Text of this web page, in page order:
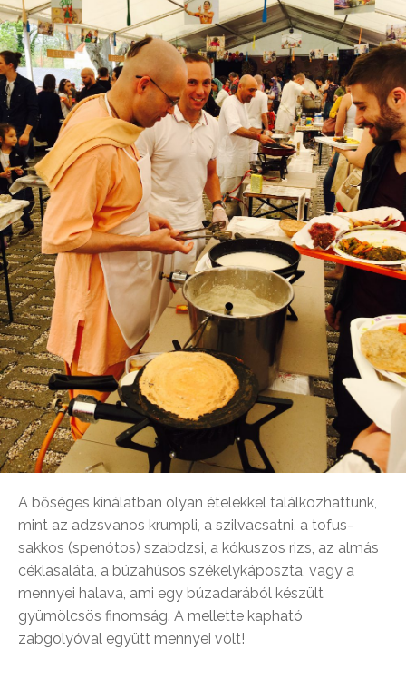
A bőséges kínálatban olyan ételekkel találkozhattunk,
mint az adzsvanos krumpli, a szilvacsatni, a tofus-
sakkos (spenótos) szabdzsi, a kókuszos rizs, az almás
céklasaláta, a búzahúsos székelykáposzta, vagy a
mennyei halava, ami egy búzadarából készült
gyümölcsös finomság. A mellette kapható
zabgolyóval együtt mennyei volt!